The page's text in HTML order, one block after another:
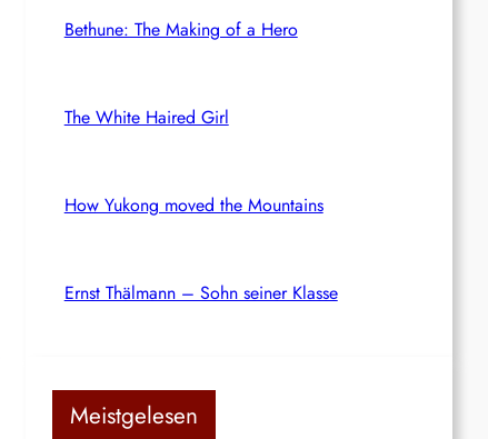
Bethune: The Making of a Hero
The White Haired Girl
How Yukong moved the Mountains
Ernst Thälmann – Sohn seiner Klasse
Meistgelesen